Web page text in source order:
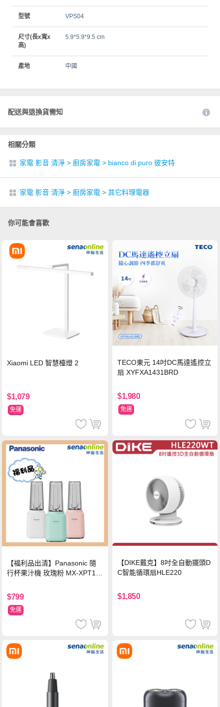
型號 VPS04
尺寸(長x寬x
高)
5.9*5.9*9.5 cm
產地 中國
配送與退換貨需知
相關分類
家電 影音 清淨 > 廚房家電 > bianco di puro 彼安特
家電 影音 清淨 > 廚房家電 > 其它料理電器
你可能會喜歡
Xiaomi LED 智慧檯燈 2
$1,079
免運
TECO東元 14吋DC馬達遙控立
扇 XYFXA1431BRD
$1,980
免運
【福利品出清】Panasonic 隨
行杯果汁機 玫瑰粉 MX-XPT10
$799
免運
【DIKE戴克】8吋全自動擺頭D
C智能循環扇HLE220
$1,850